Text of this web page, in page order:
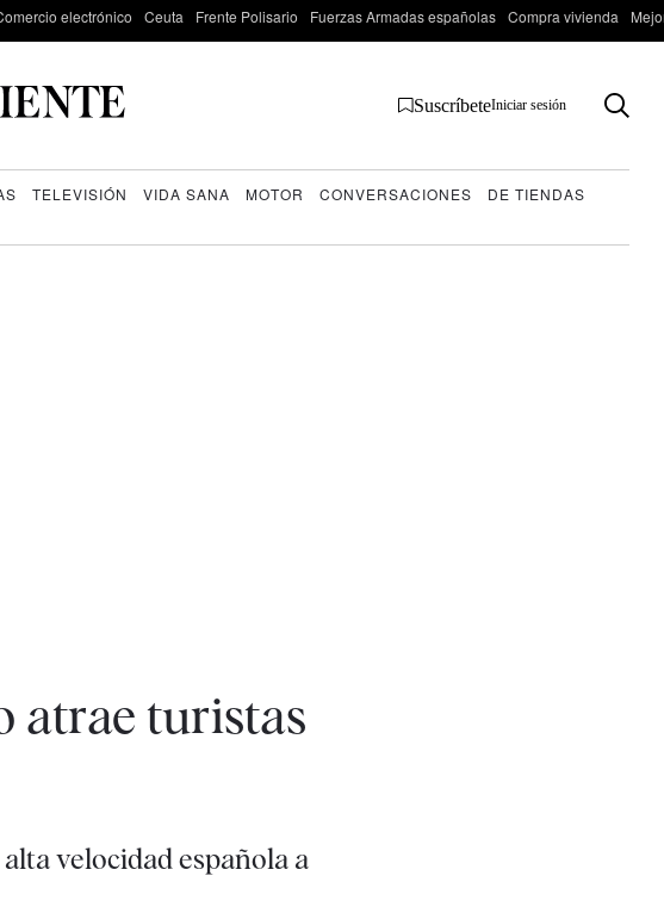
electrónico Ceuta Frente Polisario Fuerzas Armadas españolas Compra vivienda
SuscríbeteIniciar sesión
TELEVISIÓN VIDA SANA MOTOR CONVERSACIONES
DE TIENDAS
atrae turistas
velocidad española a